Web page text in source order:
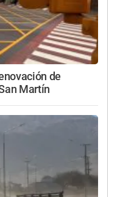
de
Martín